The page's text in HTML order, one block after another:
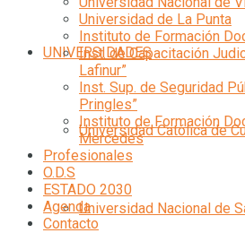
UNIVERSIDADES
Universidad Católica de
Universidad Nacional de
Universidad de La Punta
Instituto de Formación
Inst. de Capacitación
Lafinur”
Inst. Sup. de Seguridad
Pringles”
Instituto de Formación
Mercedes
Profesionales
O.D.S
ESTADO 2030
Agenda
Contacto